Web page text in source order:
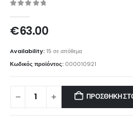
€63.00
Availability: 15 σε απόθεμα
Κωδικός προϊόντος: 000010921
ΠΡΟΣΘΉΚΗ